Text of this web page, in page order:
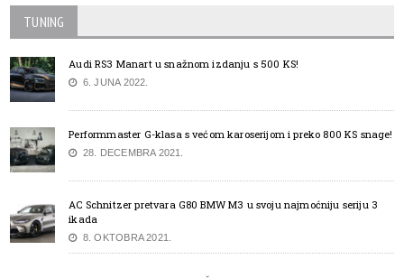
TUNING
Audi RS3 Manart u snažnom izdanju s 500 KS!
6. JUNA 2022.
Performmaster G-klasa s većom karoserijom i preko 800 KS snage!
28. DECEMBRA 2021.
AC Schnitzer pretvara G80 BMW M3 u svoju najmoćniju seriju 3
ikada
8. OKTOBRA 2021.